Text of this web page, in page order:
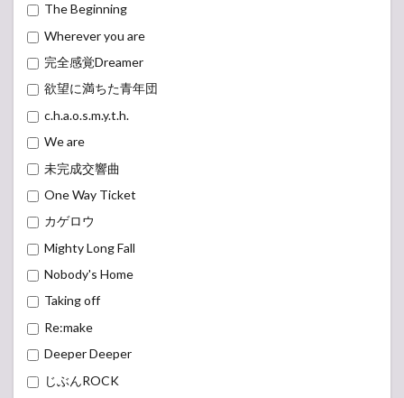
The Beginning
Wherever you are
完全感覚Dreamer
欲望に満ちた青年団
c.h.a.o.s.m.y.t.h.
We are
未完成交響曲
One Way Ticket
カゲロウ
Mighty Long Fall
Nobody's Home
Taking off
Re:make
Deeper Deeper
じぶんROCK